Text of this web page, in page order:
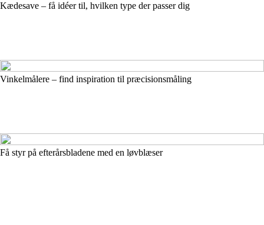
Kædesave – få idéer til, hvilken type der passer dig
Vinkelmålere – find inspiration til præcisionsmåling
Få styr på efterårsbladene med en løvblæser